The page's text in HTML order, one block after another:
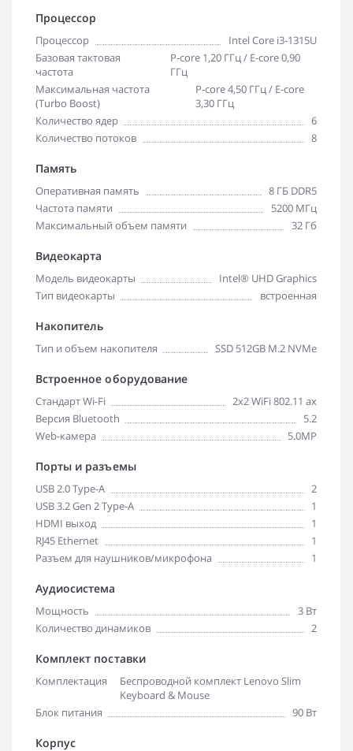
Процессор
Процессор
Intel Core i3-1315U
Базовая тактовая
частота
P-core 1,20 ГГц / E-core 0,90
ГГц
Максимальная частота
(Turbo Boost)
P-core 4,50 ГГц / E-core
3,30 ГГц
Количество ядер
6
Количество потоков
8
Память
Оперативная память
8 ГБ DDR5
Частота памяти
5200 МГц
Максимальный объем памяти
32 Гб
Видеокарта
Модель видеокарты
Intel® UHD Graphics
Тип видеокарты
встроенная
Накопитель
Тип и объем накопителя SSD 512GB M.2 NVMe
Встроенное оборудование
Стандарт Wi-Fi
2x2 WiFi 802.11 ax
Версия Bluetooth
5.2
Web-камера
5.0MP
Порты и разъемы
USB 2.0 Type-A
2
USB 3.2 Gen 2 Type-A
1
HDMI выход
1
RJ45 Ethernet
1
Разъем для наушников/микрофона
1
Аудиосистема
Мощность
3 Вт
Количество динамиков
2
Комплект поставки
Комплектация
Беспроводной комплект Lenovo Slim
Keyboard & Mouse
Блок питания
90 Вт
Корпус